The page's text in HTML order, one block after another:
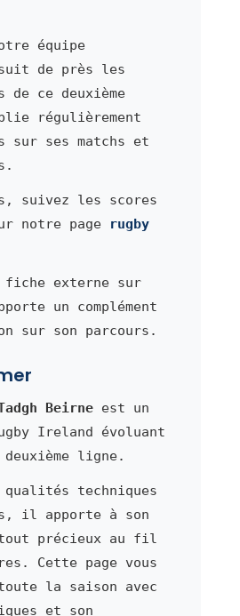
équipe
de près les
de ce deuxième
régulièrement
sur ses matchs et
suivez les scores
notre page
rugby
fiche externe sur
un complément
sur son parcours.
Beirneest un
Ireland évoluant
ligne.
qualités techniques
il apporte à son
précieux au fil
Cette page vous
toute la saison avec
et son